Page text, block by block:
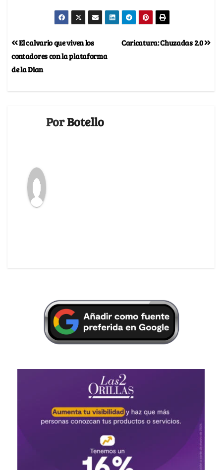
Caricatura: Chuzadas 2.0
El calvario que viven los
contadores con la plataforma
de la Dian
PorBotello